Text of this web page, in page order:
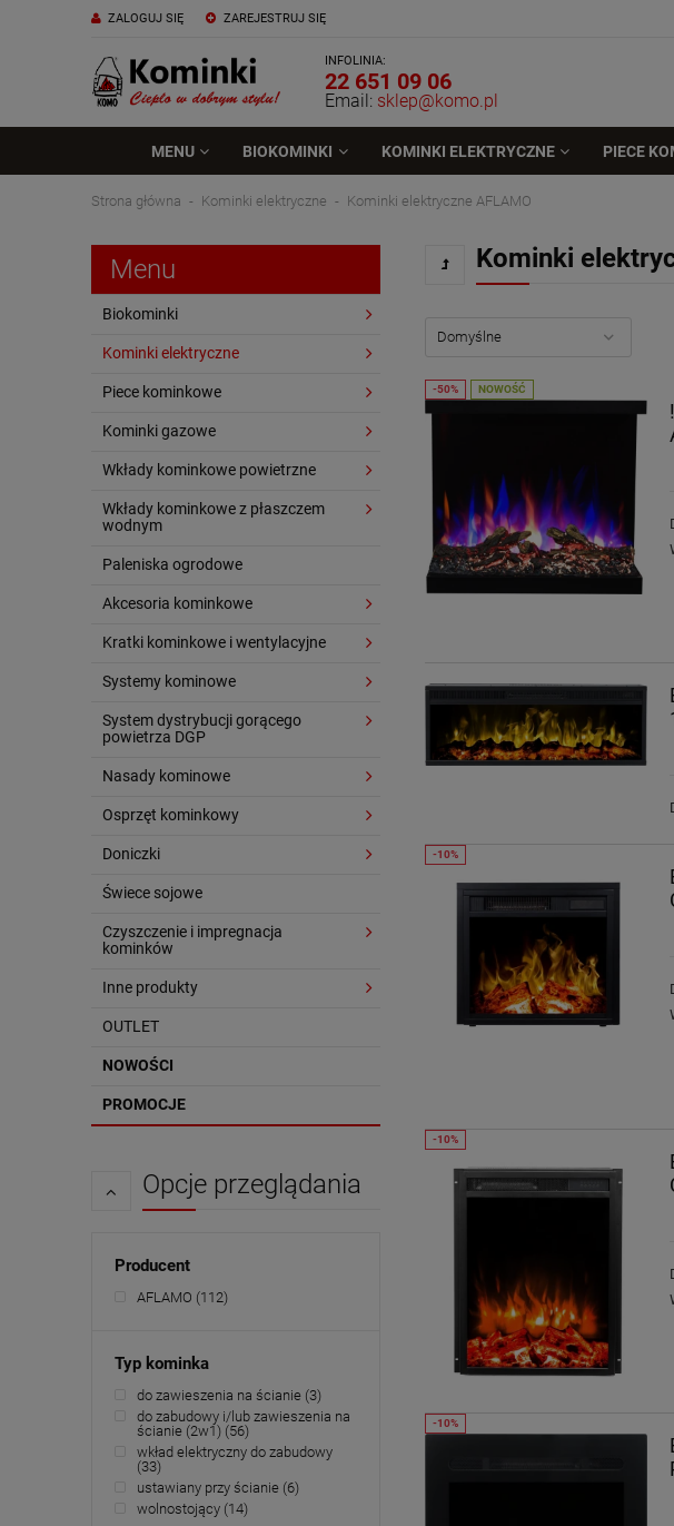
ZAREJESTRUJ SIĘ
ZALOGUJ SIĘ
INFOLINIA:
22 651 09 06
Email: sklep@komo.pl
MENU BIOKOMINKI KOMINKI ELEKTRYCZNE PIECE
Strona główna Kominki elektryczne Kominki elektryczne AFLAMO
Menu
Biokominki
Kominki elektryczne
Piece kominkowe
Kominki gazowe
Wkłady kominkowe powietrzne
Wkłady kominkowe z płaszczem
wodnym
Paleniska ogrodowe
Akcesoria kominkowe
Kratki kominkowe i wentylacyjne
Systemy kominowe
System dystrybucji gorącego
powietrza DGP
Nasady kominowe
Osprzęt kominkowy
Doniczki
Świece sojowe
Czyszczenie i impregnacja
kominków
Inne produkty
OUTLET
NOWOŚCI
PROMOCJE
Opcje przeglądania
Producent
AFLAMO (112)
Typ kominka
do zawieszenia na ścianie (3)
do zabudowy i/lub zawieszenia na
ścianie (2w1) (56)
wkład elektryczny do zabudowy
(33)
ustawiany przy ścianie (6)
wolnostojący (14)
Kominki
NOWOŚĆ